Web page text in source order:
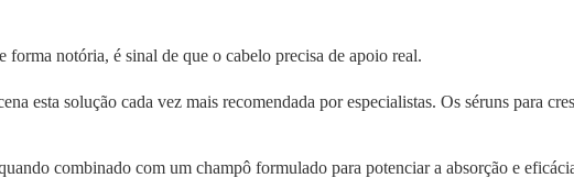
notória, é sinal de que o cabelo precisa de apoio real.
esta solução cada vez mais recomendada por especialistas. Os séruns para
combinado com um champô formulado para potenciar a absorção e